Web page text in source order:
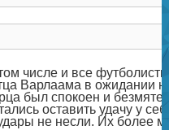
числе и все
Варлаама в ожидании
был спокоен и
оставить удачу у
не несли. Их более